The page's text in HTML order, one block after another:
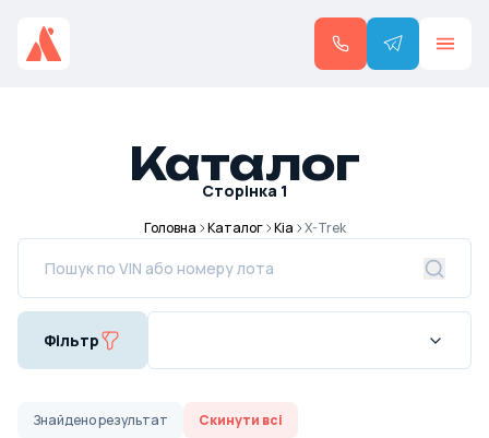
Каталог
Сторінка 1
Головна Каталог Kia X-Trek
Фільтр
Знайденорезультат Скинути всі